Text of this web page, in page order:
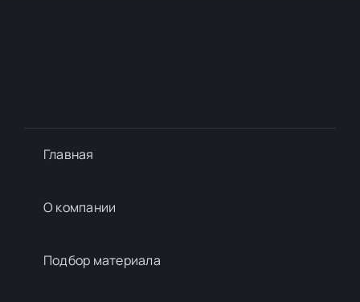
Главная
О компании
Подбор материалa